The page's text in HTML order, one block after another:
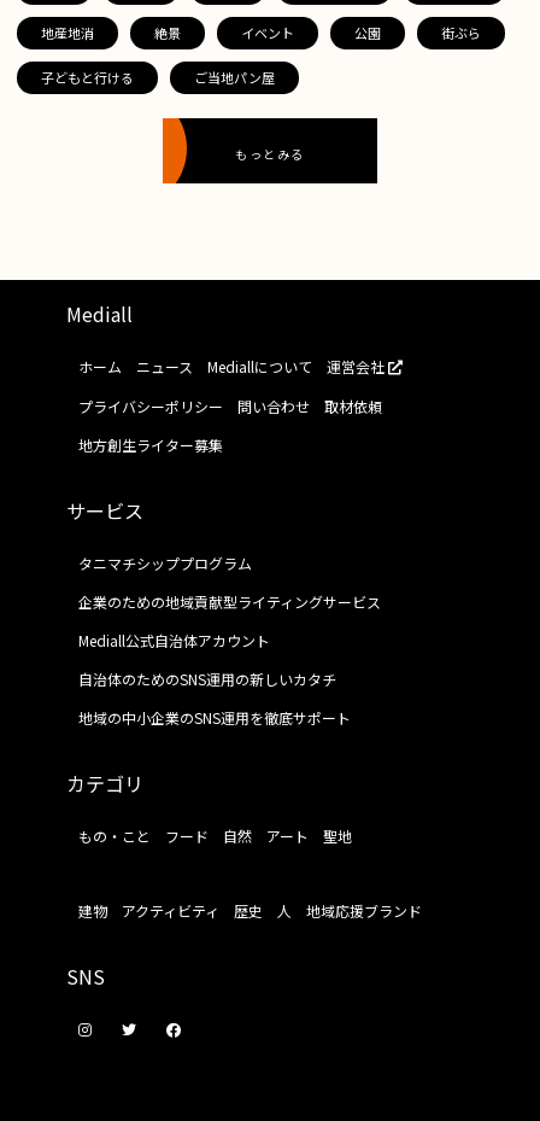
地産地消 絶景 イベント 公園 街ぶら
子どもと行ける ご当地パン屋
もっとみる
Mediall
ホーム ニュース Mediallについて
運営会社
プライバシーポリシー
問い合わせ
取材依頼
地方創生ライター募集
サービス
タニマチシッププログラム
企業のための地域貢献型ライティングサービス
Mediall公式自治体アカウント
自治体のためのSNS運用の新しいカタチ
地域の中小企業のSNS運用を徹底サポート
カテゴリ
もの・こと フード 自然 アート 聖地
建物 アクティビティ 歴史 人 地域応援ブランド
SNS